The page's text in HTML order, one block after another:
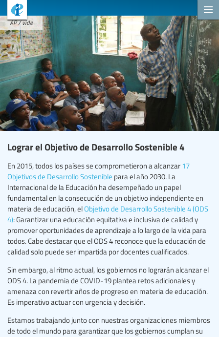
AP / vide
Lograr el Objetivo de Desarrollo Sostenible 4
En 2015, todos los países se comprometieron a alcanzar 17
Objetivos de Desarrollo Sostenible para el año 2030. La
Internacional de la Educación ha desempeñado un papel
fundamental en la consecución de un objetivo independiente en
materia de educación, elObjetivo de Desarrollo Sostenible 4 (ODS
4): Garantizar una educación equitativa e inclusiva de calidad y
promover oportunidades de aprendizaje a lo largo de la vida para
todos. Cabe destacar que el ODS 4 reconoce que la educación de
calidad solo puede ser impartida por docentes cualificados.
Sin embargo, al ritmo actual, los gobiernos no lograrán alcanzar el
ODS 4. La pandemia de COVID-19 plantea retos adicionales y
amenaza con revertir años de progreso en materia de educación.
Es imperativo actuar con urgencia y decisión.
Estamos trabajando junto con nuestras organizaciones miembros
de todo el mundo para garantizar que los gobiernos cumplan su